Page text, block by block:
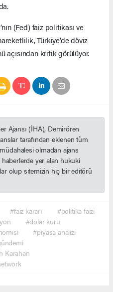
(Fed) faiz politikası ve
Türkiye’de döviz
açısından kritik görülüyor.
Ajansı (İHA), Demirören
tarafından eklenen tüm
olmadan ajans
haberlerde yer alan hukuki
olup sitemizin hiç bir editörü
#faiz kararı
#politika faizi
#dolar kuru
#piyasa analizi
Karahan